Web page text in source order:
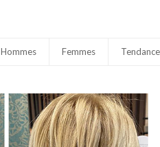
Hommes Femmes